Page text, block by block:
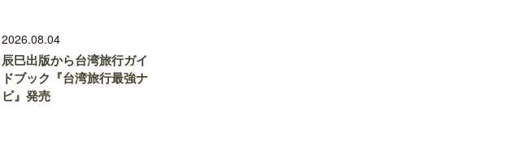
2026.08.04
辰巳出版から台湾旅行ガイ
ドブック『台湾旅行最強ナ
ビ』発売